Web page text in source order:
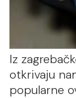
Iz
otkrivaju
popularne